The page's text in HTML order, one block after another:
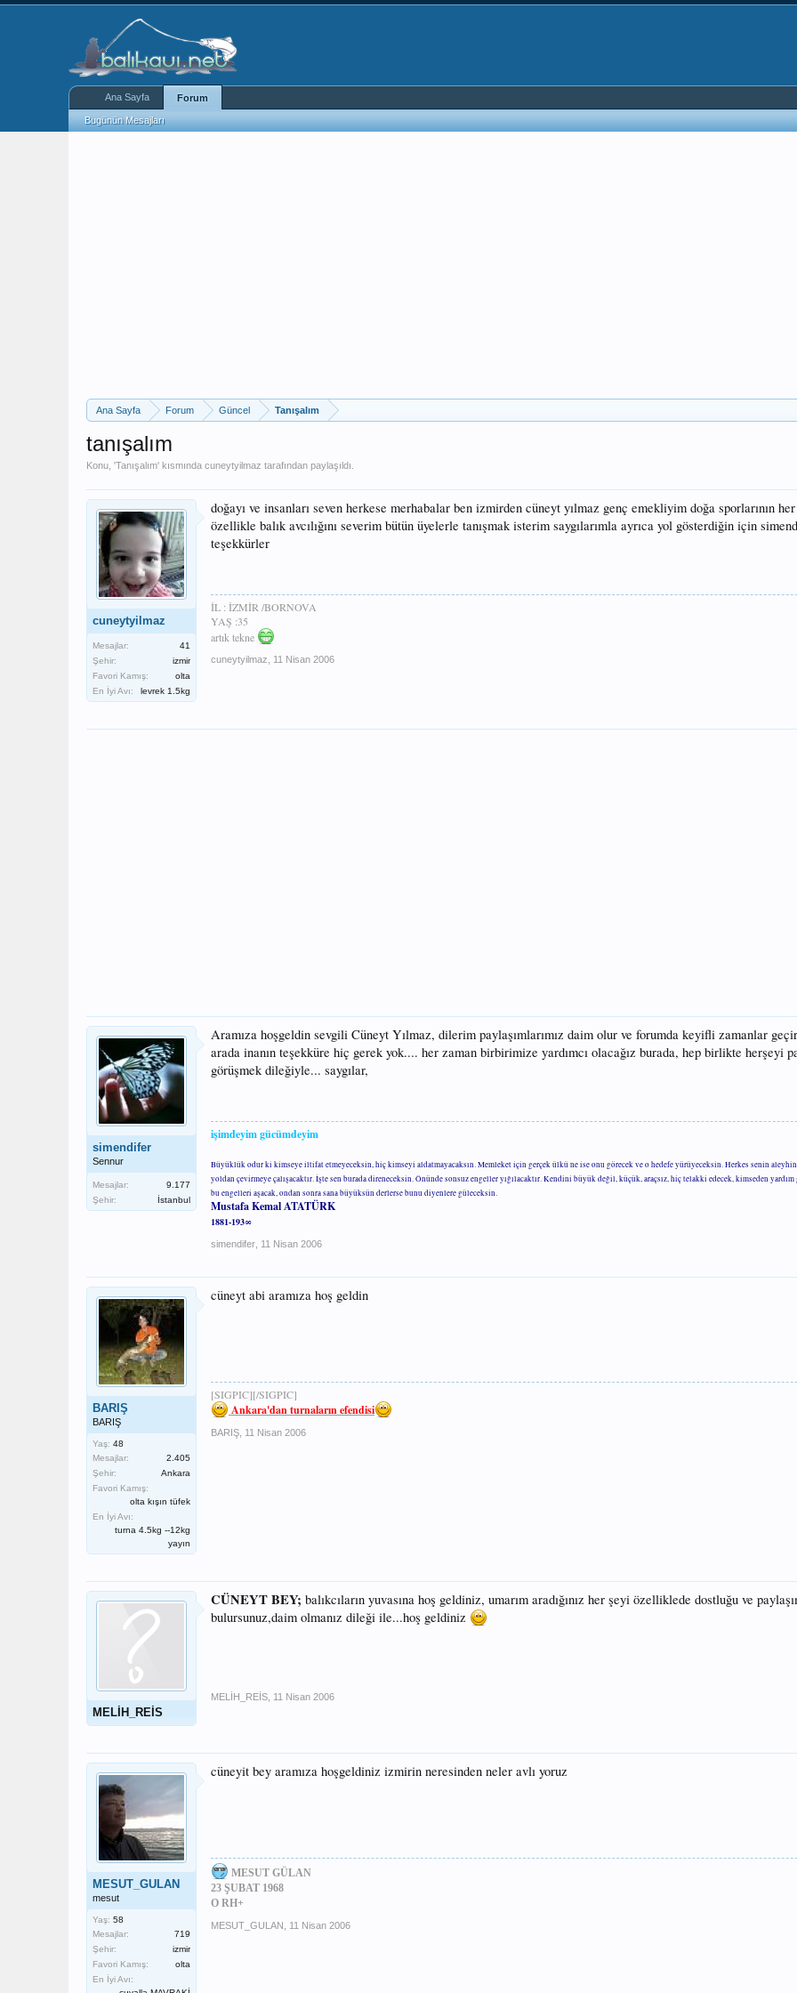
Ana Sayfa Forum Güncel Tanışalım
tanışalım
Konu, 'Tanışalım' kısmında cuneytyilmaz tarafından paylaşıldı.
cuneytyilmaz
Mesajlar:
41
Şehir:
izmir
Favori Kamış:
olta
En İyi Avı:
levrek 1.5kg
doğayı ve insanları seven herkese merhabalar ben izmirden cüneyt yılmaz genç emekliyim doğa sporlarının
özellikle balık avcılığını severim bütün üyelerle tanışmak isterim saygılarımla ayrıca yol gösterdiğin için
teşekkürler
İL : İZMİR /BORNOVA
YAŞ :35
artık tekne
cuneytyilmaz 11 Nisan 2006
simendifer
Sennur
Mesajlar:
9.177
Şehir:
İstanbul
Aramıza hoşgeldin sevgili Cüneyt Yılmaz, dilerim paylaşımlarımız daim olur ve forumda keyifli zamanlar
arada inanın teşekküre hiç gerek yok.... her zaman birbirimize yardımcı olacağız burada, hep birlikte herşeyi
görüşmek dileğiyle... saygılar,
işimdeyim gücümdeyim
Büyüklük odur ki kimseye iltifat etmeyeceksin, hiç kimseyi aldatmayacaksın. Memleket için gerçek ülkü ne ise onu görecek ve o hedefe yürüyeceksin. Herkes senin
yoldan çevirmeye çalışacaktır. İşte sen burada direneceksin. Önünde sonsuz engeller yığılacaktır. Kendini büyük değil, küçük, araçsız, hiç telakki edecek, kimseden
bu engelleri aşacak, ondan sonra sana büyüksün derlerse bunu diyenlere güleceksin.
Mustafa Kemal ATATÜRK
1881-193∞
simendifer 11 Nisan 2006
BARIŞ
BARIŞ
Yaş: 48
Mesajlar:
2.405
Şehir:
Ankara
Favori Kamış:
olta kışın tüfek
En İyi Avı:
turna 4.5kg --12kg
yayın
cüneyt abi aramıza hoş geldin
[SIGPIC][/SIGPIC]
Ankara'dan turnaların efendisi
BARIŞ 11 Nisan 2006
MELİH_REİS
CÜNEYT BEY; balıkcıların yuvasına hoş geldiniz, umarım aradığınız her şeyi özelliklede dostluğu ve
bulursunuz,daim olmanız dileği ile...hoş geldiniz
MELİH_REİS 11 Nisan 2006
MESUT_GULAN
mesut
Yaş: 58
Mesajlar:
719
Şehir:
izmir
Favori Kamış:
olta
En İyi Avı:
cüneyit bey aramıza hoşgeldiniz izmirin neresinden neler avlı yoruz
MESUT GÜLAN
23 ŞUBAT 1968
O RH+
MESUT_GULAN 11 Nisan 2006
Ana Sayfa Forum
Bugünün Mesajları